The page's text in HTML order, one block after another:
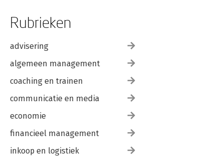
Rubrieken
advisering
algemeen management
coaching en trainen
communicatie en media
economie
financieel management
inkoop en logistiek